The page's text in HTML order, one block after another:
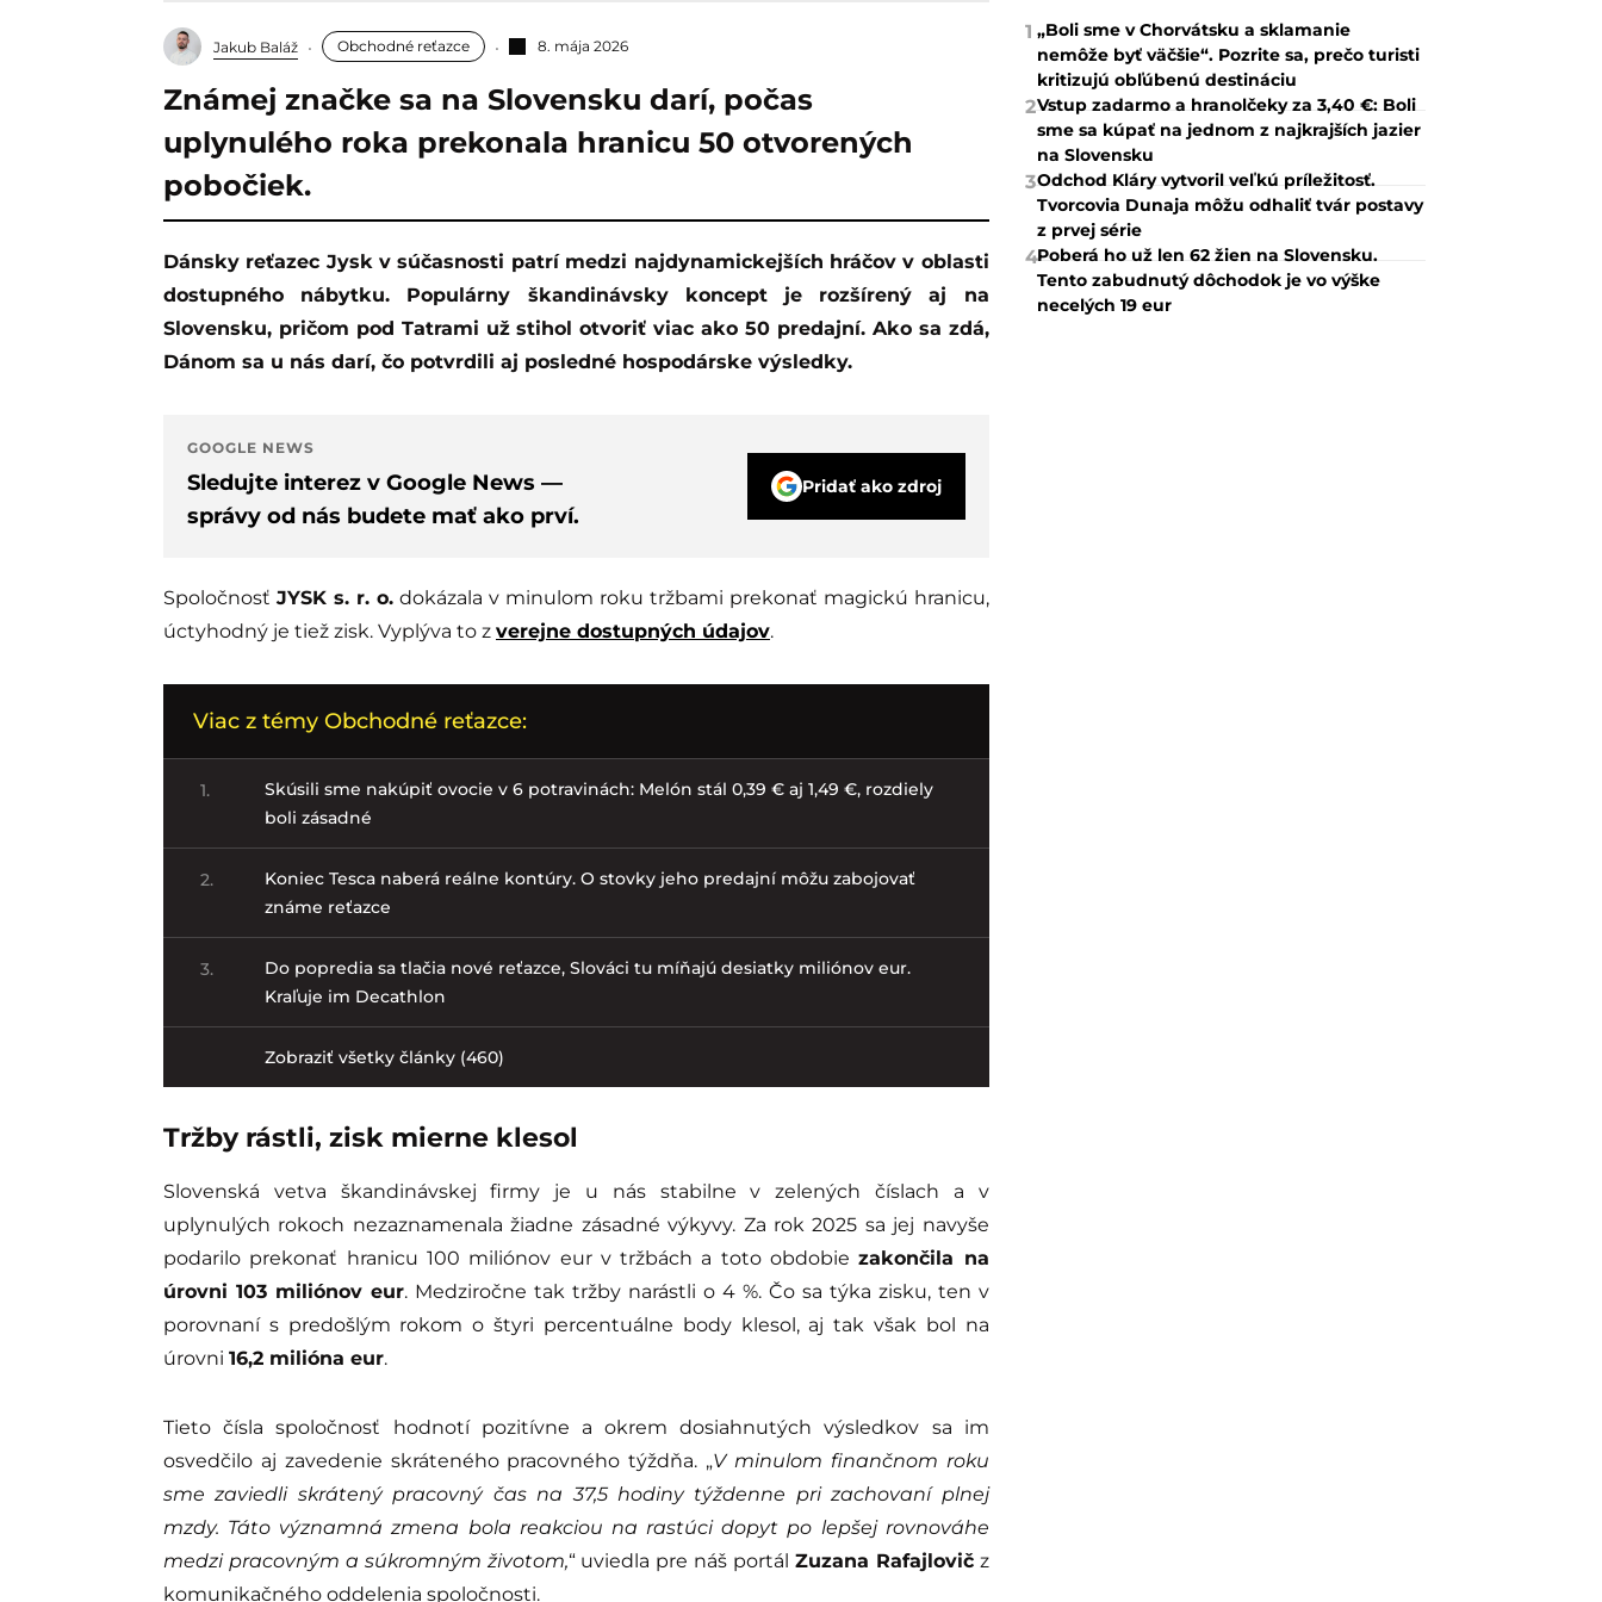
Jakub Baláž Obchodné reťazce 8. mája 2026
Známej značke sa na Slovensku darí, počas
uplynulého roka prekonala hranicu 50 otvorených
pobočiek.
Dánsky reťazec Jysk v súčasnosti patrí medzi najdynamickejších hráčov v oblasti
dostupného nábytku. Populárny škandinávsky koncept je rozšírený aj na
Slovensku, pričom pod Tatrami už stihol otvoriť viac ako 50 predajní. Ako sa zdá,
Dánom sa u nás darí, čo potvrdili aj posledné hospodárske výsledky.
GOOGLE NEWS
Sledujte interez v Google News —
správy od nás budete mať ako prví.
Pridať ako zdroj
Spoločnosť JYSK s. r. o.dokázala v minulom roku tržbami prekonať magickú hranicu,
úctyhodný je tiež zisk. Vyplýva to z verejne dostupných údajov.
Viac z témy Obchodné reťazce:
1.
Skúsili sme nakúpiť ovocie v 6 potravinách: Melón stál 0,39 € aj 1,49 €, rozdiely
boli zásadné
2.
Koniec Tesca naberá reálne kontúry. O stovky jeho predajní môžu zabojovať
známe reťazce
3.
Do popredia sa tlačia nové reťazce, Slováci tu míňajú desiatky miliónov eur.
Kraľuje im Decathlon
Zobraziť všetky články (460)
Tržby rástli, zisk mierne klesol
Slovenská vetva škandinávskej firmy je u nás stabilne v zelených číslach a v
uplynulých rokoch nezaznamenala žiadne zásadné výkyvy. Za rok 2025 sa jej navyše
podarilo prekonať hranicu 100 miliónov eur v tržbách a toto obdobiezakončila na
úrovni 103 miliónov eur. Medziročne tak tržby narástli o 4 %. Čo sa týka zisku, ten v
porovnaní s predošlým rokom o štyri percentuálne body klesol, aj tak však bol na
úrovni 16,2 milióna eur.
Tieto čísla spoločnosť hodnotí pozitívne a okrem dosiahnutých výsledkov sa im
osvedčilo aj zavedenie skráteného pracovného týždňa. „V minulom finančnom roku
sme zaviedli skrátený pracovný čas na 37,5 hodiny týždenne pri zachovaní plnej
mzdy. Táto významná zmena bola reakciou na rastúci dopyt po lepšej rovnováhe
medzi pracovným a súkromným životom,“ uviedla pre náš portál Zuzana Rafajlovičz
komunikačného oddelenia spoločnosti.
1 „Boli sme v Chorvátsku a sklamanie
nemôže byť väčšie“. Pozrite sa, prečo turisti
kritizujú obľúbenú destináciu
2Vstup zadarmo a hranolčeky za 3,40 €: Boli
sme sa kúpať na jednom z najkrajších jazier
na Slovensku
3Odchod Kláry vytvoril veľkú príležitosť.
Tvorcovia Dunaja môžu odhaliť tvár postavy
z prvej série
4Poberá ho už len 62 žien na Slovensku.
Tento zabudnutý dôchodok je vo výške
necelých 19 eur